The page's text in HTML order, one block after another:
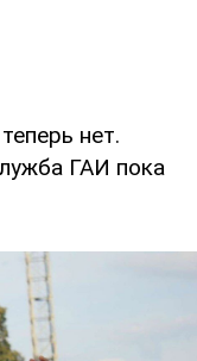
нет.
ГАИ пока